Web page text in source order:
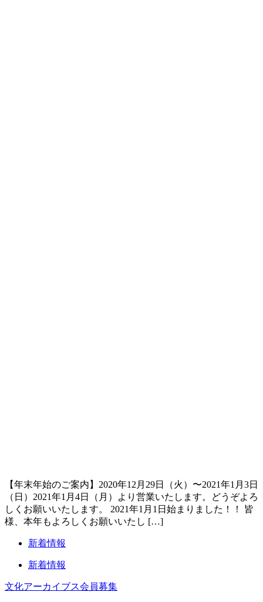
【年末年始のご案内】2020年12月29日（火）〜2021年1月3日
（日）2021年1月4日（月）より営業いたします。どうぞよろ
しくお願いいたします。 2021年1月1日始まりました！！ 皆
様、本年もよろしくお願いいたし […]
新着情報
新着情報
文化アーカイブス会員募集